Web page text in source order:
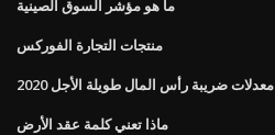
ما هو مؤشر السوق الصينية
منتجات التجارة الفوركس
معدلات ضريبة رأس المال طويلة الأجل 2020
ماذا تعني كلمة عقد الأرض